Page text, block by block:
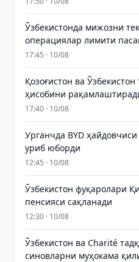
Ўзбекистонда мижозни
операциялар лимити
17:45 · 10/08
Қозоғистон ва
ҳисобини
17:40 · 10/08
Урганчда BYD
уриб юборди
12:45 · 10/08
Ўзбекистон фуқаролари
пенсияси сақланади
12:30 · 10/08
Ўзбекистон ва Charité
синовларни муҳокама